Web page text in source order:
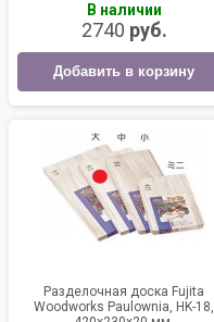
В наличии
2740 руб.
Добавить в корзину
Разделочная доска Fujita
Woodworks Paulownia, HK-18,